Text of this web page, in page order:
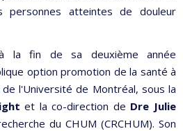
personnes atteintes de douleur
la fin de sa deuxième année
option promotion de la santé à
de l'Université de Montréal, sous la
et la co-direction de Dre Julie
du CHUM (CRCHUM). Son